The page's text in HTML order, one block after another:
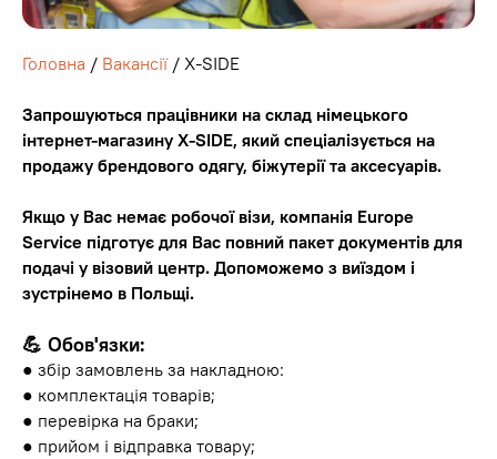
Головна / Вакансії/ X-SIDE
Запрошуються працівники на склад німецького
інтернет-магазину X-SIDE, який спеціалізується на
продажу брендового одягу, біжутерії та аксесуарів.
Якщо у Вас немає робочої візи, компанія Europe
Service підготує для Вас повний пакет документів для
подачі у візовий центр. Допоможемо з виїздом і
зустрінемо в Польщі.
💪 Обов'язки:
● збір замовлень за накладною:
● комплектація товарів;
● перевірка на браки;
● прийом і відправка товару;